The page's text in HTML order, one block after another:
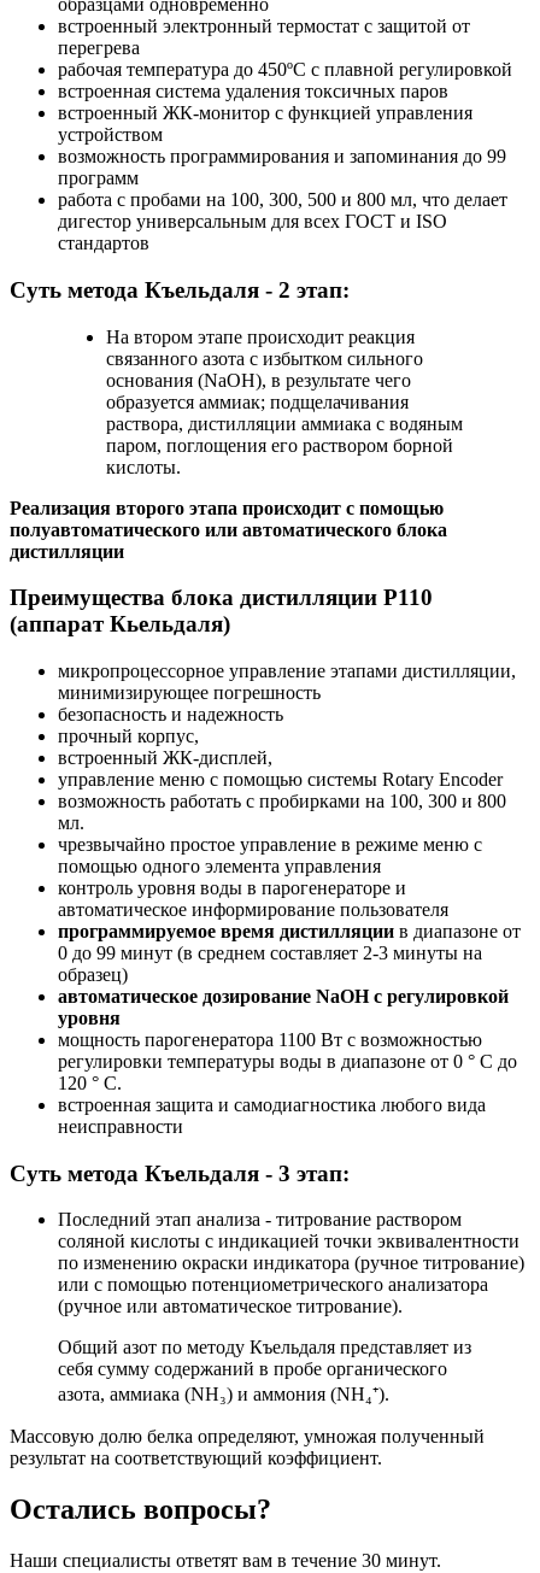
образцами одновременно
встроенный электронный термостат с защитой от
перегрева
рабочая температура до 450ºC с плавной регулировкой
встроенная система удаления токсичных паров
встроенный ЖК-монитор с функцией управления
устройством
возможность программирования и запоминания до 99
программ
работа с пробами на 100, 300, 500 и 800 мл, что делает
дигестор универсальным для всех ГОСТ и ISO
стандартов
Суть метода Къельдаля - 2 этап:
На втором этапе происходит реакция
связанного азота с избытком сильного
основания (NaOH), в результате чего
образуется аммиак; подщелачивания
раствора, дистилляции аммиака с водяным
паром, поглощения его раствором борной
кислоты.
Реализация второго этапа происходит с помощью
полуавтоматического или автоматического блока
дистилляции
Преимущества блока дистилляции P110
(аппарат Кьельдаля)
микропроцессорное управление этапами дистилляции,
минимизирующее погрешность
безопасность и надежность
прочный корпус,
встроенный ЖК-дисплей,
управление меню с помощью системы Rotary Encoder
возможность работать с пробирками на 100, 300 и 800
мл.
чрезвычайно простое управление в режиме меню с
помощью одного элемента управления
контроль уровня воды в парогенераторе и
автоматическое информирование пользователя
программируемое время дистилляции в диапазоне от
0 до 99 минут (в среднем составляет 2-3 минуты на
образец)
автоматическое дозирование NaOH с регулировкой
уровня
мощность парогенератора 1100 Вт с возможностью
регулировки температуры воды в диапазоне от 0 ° С до
120 ° С.
встроенная защита и самодиагностика любого вида
неисправности
Суть метода Къельдаля - 3 этап:
Последний этап анализа - титрование раствором
соляной кислоты с индикацией точки эквивалентности
по изменению окраски индикатора (ручное титрование)
или с помощью потенциометрического анализатора
(ручное или автоматическое титрование).
Общий азот по методу Къельдаля представляет из
себя сумму содержаний в пробе органического
азота, аммиака (NH₃) и аммония (NH₄⁺).
Массовую долю белка определяют, умножая полученный
результат на соответствующий коэффициент.
Остались вопросы?
Наши специалисты ответят вам в течение 30 минут.